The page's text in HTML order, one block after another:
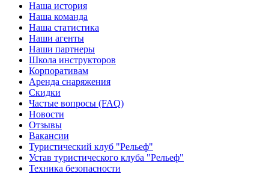
Наша история
Наша команда
Наша статистика
Наши агенты
Наши партнеры
Школа инструкторов
Корпоративам
Аренда снаряжения
Скидки
Частые вопросы (FAQ)
Новости
Отзывы
Вакансии
Туристический клуб "Рельеф"
Устав туристического клуба "Рельеф"
Техника безопасности